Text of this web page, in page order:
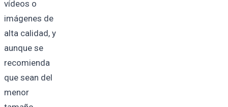
vídeos o
imágenes de
alta calidad, y
aunque se
recomienda
que sean del
menor